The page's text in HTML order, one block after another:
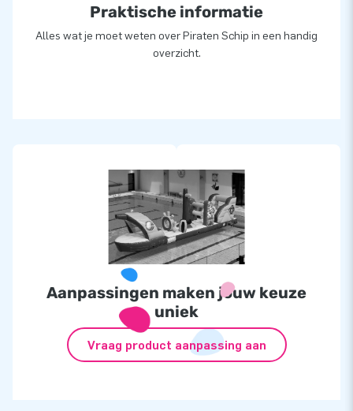
Praktische informatie
Alles wat je moet weten over Piraten Schip in een handig
overzicht.
Aanpassingen maken jouw keuze
uniek
Vraag product aanpassing aan